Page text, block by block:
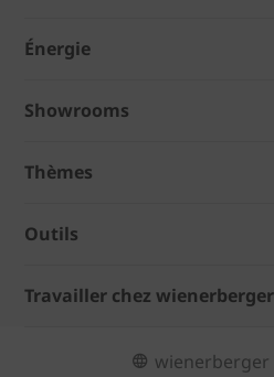
Énergie
Showrooms
Thèmes
Outils
Travailler chez wienerberger